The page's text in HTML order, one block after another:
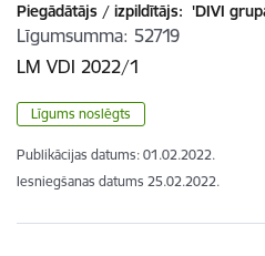
Piegādātājs / izpildītājs: 'DIVI
Līgumsumma 52719
LM VDI 2022/1
Līgums noslēgts
Publikācijas datums: 01.02.2022.
Iesniegšanas datums 25.02.2022.